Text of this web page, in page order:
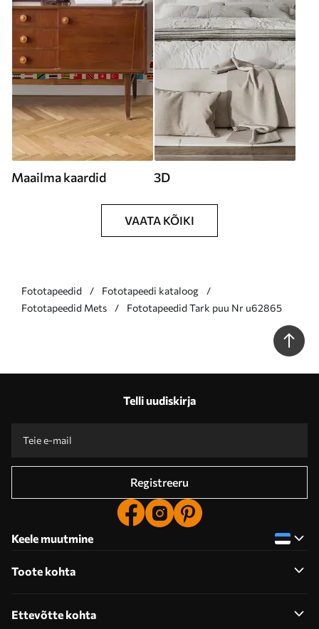
Maailma kaardid 3D
VAATA KÕIKI
Fototapeedid
Fototapeedi kataloog
Fototapeedid Mets
Fototapeedid Tark puu Nr u62865
Telli uudiskirja
Registreeru
Keele muutmine
Toote kohta
Ettevõtte kohta